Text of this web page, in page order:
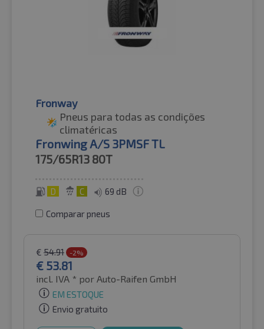
Fronway
Pneus para todas as condições
climatéricas
Fronwing A/S 3PMSF TL
175/65R13 80T
D C 69 dB
Comparar pneus
€ 54.91 -2%
€ 53.81
incl. IVA * por Auto-Raifen GmbH
EM ESTOQUE
Envio gratuito